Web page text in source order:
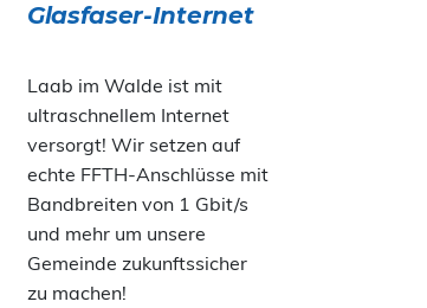
Glasfaser-Internet
Laab im Walde ist mit
ultraschnellem Internet
versorgt! Wir setzen auf
echte FFTH-Anschlüsse mit
Bandbreiten von 1 Gbit/s
und mehr um unsere
Gemeinde zukunftssicher
zu machen!